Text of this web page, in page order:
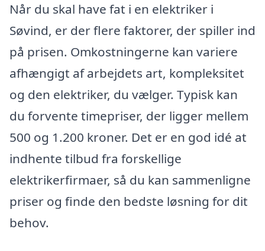
Når du skal have fat i en elektriker i
Søvind, er der flere faktorer, der spiller ind
på prisen. Omkostningerne kan variere
afhængigt af arbejdets art, kompleksitet
og den elektriker, du vælger. Typisk kan
du forvente timepriser, der ligger mellem
500 og 1.200 kroner. Det er en god idé at
indhente tilbud fra forskellige
elektrikerfirmaer, så du kan sammenligne
priser og finde den bedste løsning for dit
behov.